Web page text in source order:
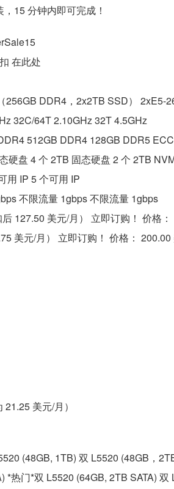
15 分钟内即可完成！
在此处
256GB DDR4，2x2TB SSD） 2xE5-
32C/64T 2.10GHz 32T 4.5GHz
512GB DDR4 128GB DDR5 ECC
硬盘 4 个 2TB 固态硬盘 2 个 2TB
用 IP 5 个可用 IP
不限流量 1gbps 不限流量 1gbps
127.50 美元/月） 立即订购！ 价格
美元/月） 立即订购！ 价格：
美元/月）
(48GB, 1TB) 双 L5520 (48GB，
*热门*双 L5520 (64GB, 2TB SATA) 双